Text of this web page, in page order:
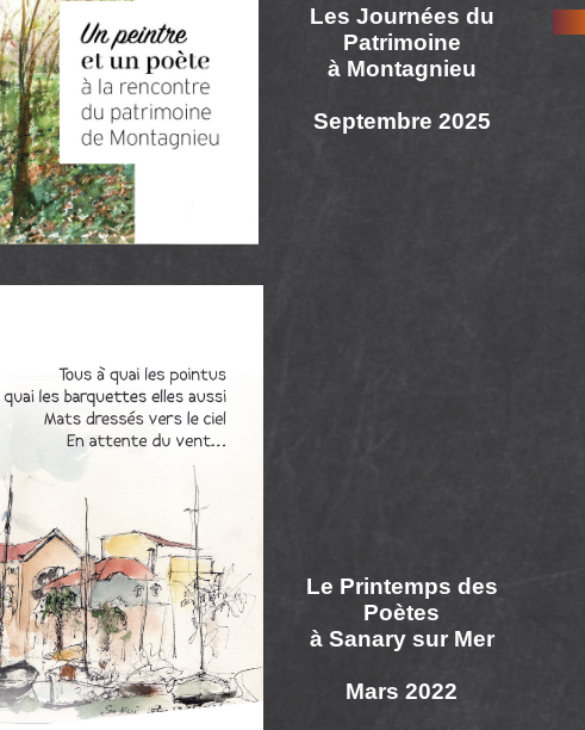
Les Journées du
Patrimoine
à Montagnieu
Septembre 2025
Le Printemps des
Poètes
à Sanary sur Mer
Mars 2022